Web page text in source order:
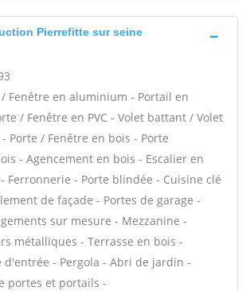
Pierrefitte sur seine
/ Fenêtre en aluminium - Portail en
/ Fenêtre en PVC - Volet battant / Volet
Porte / Fenêtre en bois - Porte
- Agencement en bois - Escalier en
Ferronnerie - Porte blindée - Cuisine clé
de façade - Portes de garage -
sur mesure - Mezzanine -
métalliques - Terrasse en bois -
d'entrée - Pergola - Abri de jardin -
portes et portails -